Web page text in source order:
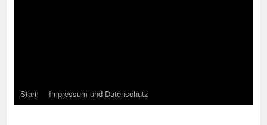
Start Impressum und Datenschutz